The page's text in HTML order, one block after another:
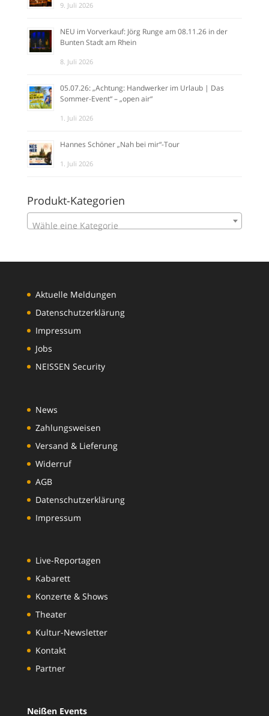
9. Juli 2026
NEU im Vorverkauf: Jörg Runge am 08.11.26 in der
Bunten Stadt am Rhein
8. Juli 2026
05.07.26: „Achtung: Handwerker im Urlaub | Das
Sommer-Event“ – „open air“
1. Juli 2026
Hannes Schöner „Nah bei mir“-Tour
1. Juli 2026
Produkt-Kategorien
Wähle eine Kategorie
Aktuelle Meldungen
Datenschutzerklärung
Impressum
Jobs
NEISSEN Security
News
Zahlungsweisen
Versand & Lieferung
Widerruf
AGB
Datenschutzerklärung
Impressum
Live-Reportagen
Kabarett
Konzerte & Shows
Theater
Kultur-Newsletter
Kontakt
Partner
Neißen Events